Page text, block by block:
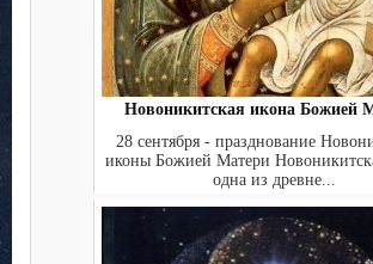
Новоникитская икона Божией
28 сентября - празднование
иконы Божией Матери
одна из древне...